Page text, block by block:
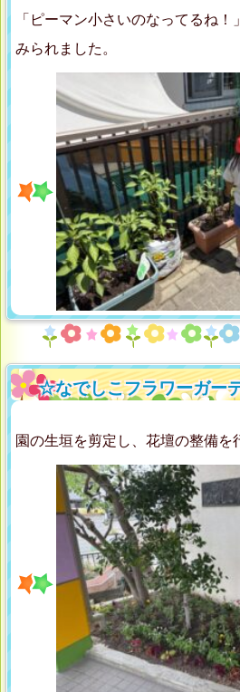
「ピーマン小さいのなってるね
みられました。
☆なでしこフラワーガー
園の生垣を剪定し、花壇の整備を